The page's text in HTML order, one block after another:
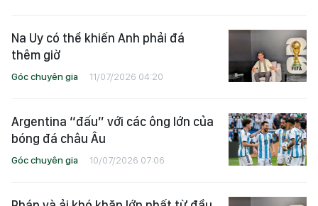
Na Uy có thể khiến Anh phải đá
thêm giờ
Góc chuyên gia 11/07/2026 04:20
Argentina “đấu” với các ông lớn của
bóng đá châu Âu
Góc chuyên gia 10/07/2026 07:06